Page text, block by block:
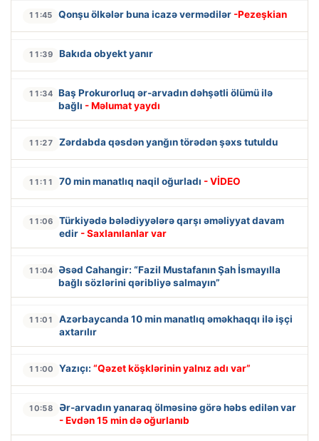
11:45 Qonşu ölkələr buna icazə vermədilər -Pezeşkian
11:39 Bakıda obyekt yanır
11:34 Baş Prokurorluq ər-arvadın dəhşətli ölümü ilə
bağlı - Məlumat yaydı
11:27 Zərdabda qəsdən yanğın törədən şəxs tutuldu
11:11 70 min manatlıq naqil oğurladı - VİDEO
11:06
Türkiyədə bələdiyyələrə qarşı əməliyyat davam
edir - Saxlanılanlar var
11:04
Əsəd Cahangir: “Fazil Mustafanın Şah İsmayılla
bağlı sözlərini qəribliyə salmayın”
11:01
Azərbaycanda 10 min manatlıq əməkhaqqı ilə işçi
axtarılır
11:00 Yazıçı: “Qəzet köşklərinin yalnız adı var”
10:58
Ər-arvadın yanaraq ölməsinə görə həbs edilən var
- Evdən 15 min də oğurlanıb